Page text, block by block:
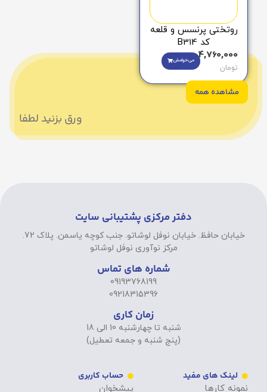
روتختی پرنسس و قلعه
کد B314
4,760,000
تومان
می‌خوامش
مشاهده همه
ورق بزنید لطفا
دفتر مرکزی پشتیبانی سایت
خیابان حافظ. خیابان نوفل لوشاتو. جنب کوچه یاسمن. پلاک 72.
مرکز نوآوری نوفل لوشاتو
شماره های تماس
09193768199
09218315396
زمان کاری
شنبه تا چهارشنبه 10 الی 18
(پنج شنبه و جمعه تعطیل)
لینک های مفید
نمونه کارها
حساب کاربری
پیشخوان